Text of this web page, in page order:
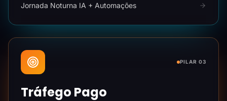
Jornada Noturna IA + Automações
PILAR 03
Tráfego Pago